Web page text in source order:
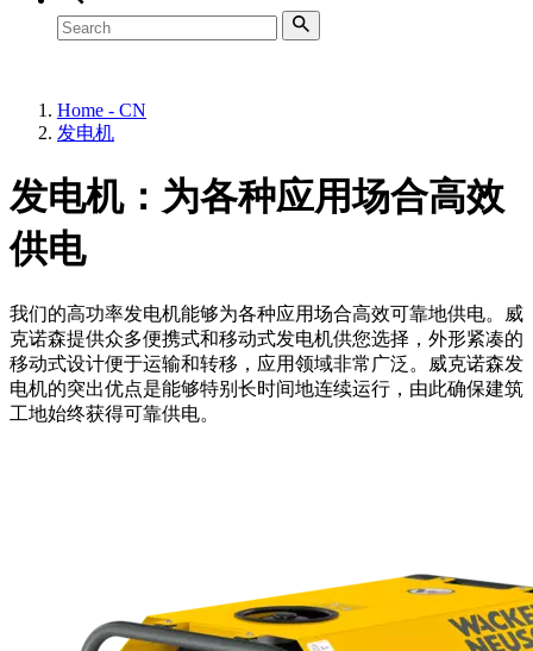
Home - CN
发电机
发电机：为各种应用场合高效
供电
我们的高功率发电机能够为各种应用场合高效可靠地供电。威
克诺森提供众多便携式和移动式发电机供您选择，外形紧凑的
移动式设计便于运输和转移，应用领域非常广泛。威克诺森发
电机的突出优点是能够特别长时间地连续运行，由此确保建筑
工地始终获得可靠供电。